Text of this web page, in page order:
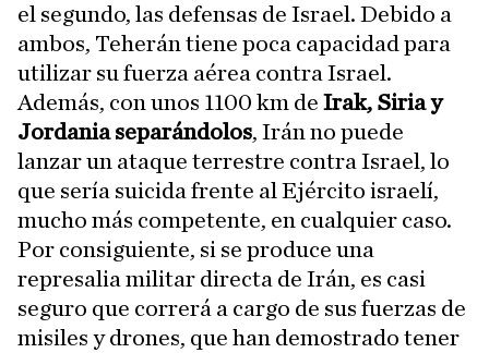
el segundo, las defensas de Israel. Debido a
ambos, Teherán tiene poca capacidad para
utilizar su fuerza aérea contra Israel.
Además, con unos 1100 km de Irak, Siria y
Jordania separándolos, Irán no puede
lanzar un ataque terrestre contra Israel, lo
que sería suicida frente al Ejército israelí,
mucho más competente, en cualquier caso.
Por consiguiente, si se produce una
represalia militar directa de Irán, es casi
seguro que correrá a cargo de sus fuerzas de
misiles y drones, que han demostrado tener